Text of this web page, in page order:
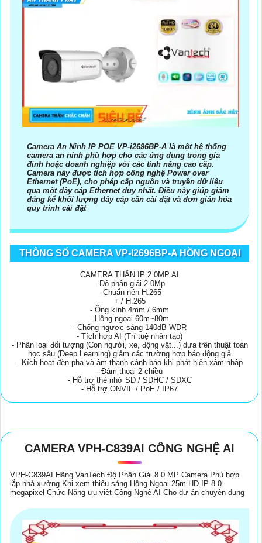
Camera An Ninh IP POE VP-i2696BP-A là một hệ thống
camera an ninh phù hợp cho các ứng dụng trong gia
đình hoặc doanh nghiệp với các tính năng cao cấp.
Camera này được tích hợp công nghệ Power over
Ethernet (PoE), cho phép cấp nguồn và truyền dữ liệu
qua một dây cáp Ethernet duy nhất. Điều này giúp giảm
đáng kể khối lượng dây cáp cần cài đặt và đơn giản hóa
quy trình cài đặt
THÔNG SỐ CAMERA VP-I2696BP-A HỒNG NGOẠI
CAMERA THÂN IP 2.0MP AI
- Độ phân giải 2.0Mp
- Chuẩn nén H.265
+ / H.265
- Ống kính 4mm / 6mm
- Hồng ngoại 60m~80m
- Chống ngược sáng 140dB WDR
- Tích hợp AI (Trí tuệ nhân tạo)
- Phân loại đối tượng (Con người, xe, động vật...) dựa trên thuật toán
học sâu (Deep Learning) giảm các trường hợp báo động giả
- Kích hoạt đèn pha và âm thanh cảnh báo khi phát hiện xâm nhập
- Đàm thoại 2 chiều
- Hỗ trợ thẻ nhớ SD / SDHC / SDXC
- Hỗ trợ ONVIF / PoE / IP67
CAMERA VPH-C839AI CÔNG NGHỆ AI
VPH-C839AI Hãng VanTech Độ Phân Giải 8.0 MP Camera Phù hợp
lắp nhà xưởng Khi xem thiếu sáng Hồng Ngoại 25m HD IP 8.0
megapixel Chức Năng ưu việt Công Nghệ AI Cho dự án chuyên dụng